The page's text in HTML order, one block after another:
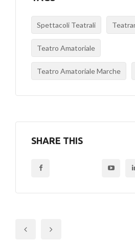
Spettacoli Teatrali
Teatro Amatoriale
Teatro Amatoriale Marche
SHARE THIS